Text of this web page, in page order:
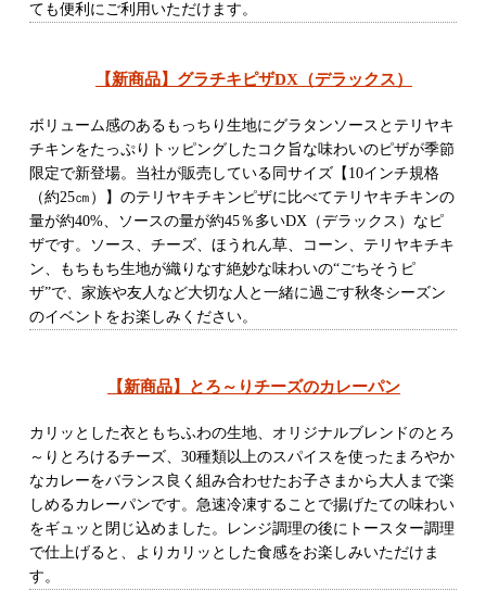
ても便利にご利用いただけます。
【新商品】グラチキピザDX（デラックス）
ボリューム感のあるもっちり生地にグラタンソースとテリヤキ
チキンをたっぷりトッピングしたコク旨な味わいのピザが季節
限定で新登場。当社が販売している同サイズ【10インチ規格
（約25㎝）】のテリヤキチキンピザに比べてテリヤキチキンの
量が約40%、ソースの量が約45％多いDX（デラックス）なピ
ザです。ソース、チーズ、ほうれん草、コーン、テリヤキチキ
ン、もちもち生地が織りなす絶妙な味わいの“ごちそうピ
ザ”で、家族や友人など大切な人と一緒に過ごす秋冬シーズン
のイベントをお楽しみください。
【新商品】とろ～りチーズのカレーパン
カリッとした衣ともちふわの生地、オリジナルブレンドのとろ
～りとろけるチーズ、30種類以上のスパイスを使ったまろやか
なカレーをバランス良く組み合わせたお子さまから大人まで楽
しめるカレーパンです。急速冷凍することで揚げたての味わい
をギュッと閉じ込めました。レンジ調理の後にトースター調理
で仕上げると、よりカリッとした食感をお楽しみいただけま
す。